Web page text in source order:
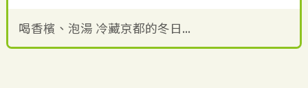
喝香檳、泡湯 冷藏京都的冬日...